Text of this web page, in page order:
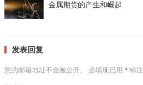
金属期货的产生和崛起
发表回复
您的邮箱地址不会被公开。 必填项已用 *标注